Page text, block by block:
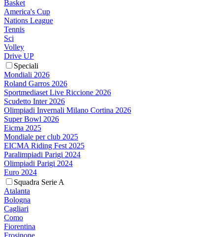
Basket
America's Cup
Nations League
Tennis
Sci
Volley
Drive UP
Speciali
Mondiali 2026
Roland Garros 2026
Sportmediaset Live Riccione 2026
Scudetto Inter 2026
Olimpiadi Invernali Milano Cortina 2026
Super Bowl 2026
Eicma 2025
Mondiale per club 2025
EICMA Riding Fest 2025
Paralimpiadi Parigi 2024
Olimpiadi Parigi 2024
Euro 2024
Squadra Serie A
Atalanta
Bologna
Cagliari
Como
Fiorentina
Frosinone